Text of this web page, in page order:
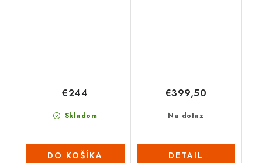
Skladom
€244
DO KOŠÍKA
Na dotaz
€399,50
DETAIL